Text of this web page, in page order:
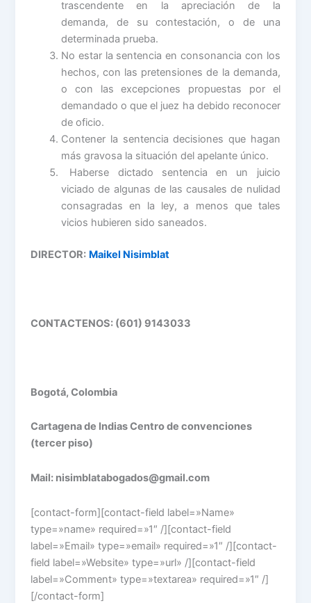
trascendente en la apreciación de la
demanda, de su contestación, o de una
determinada prueba.
No estar la sentencia en consonancia con los
hechos, con las pretensiones de la demanda,
o con las excepciones propuestas por el
demandado o que el juez ha debido reconocer
de oficio.
Contener la sentencia decisiones que hagan
más gravosa la situación del apelante único.
Haberse dictado sentencia en un juicio
viciado de algunas de las causales de nulidad
consagradas en la ley, a menos que tales
vicios hubieren sido saneados.
DIRECTOR: Maikel Nisimblat
CONTACTENOS: (601) 9143033
Bogotá, Colombia
Cartagena de Indias Centro de convenciones
(tercer piso)
Mail: nisimblatabogados@gmail.com
[contact-form][contact-field label=»Name»
type=»name» required=»1″ /][contact-field
label=»Email» type=»email» required=»1″ /][contact-
field label=»Website» type=»url» /][contact-field
label=»Comment» type=»textarea» required=»1″ /]
[/contact-form]